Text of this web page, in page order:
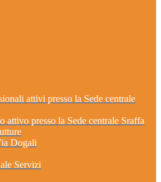
attivi presso la Sede centrale
attivo presso la Sede centrale Sraffa
Dogali
Servizi